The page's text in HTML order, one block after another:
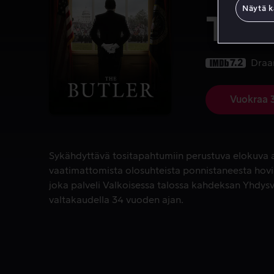
The
7.2
Vuokraa
Sykähdyttävä tositapahtumiin perustuva elokuva
Sykähdyttävä tositapahtumiin perustuva elokuva
vaatimattomista olosuhteista ponnistaneesta
joka palveli Valkoisessa talossa kahdeksan
valtakaudella 34 vuoden ajan.
Näytä